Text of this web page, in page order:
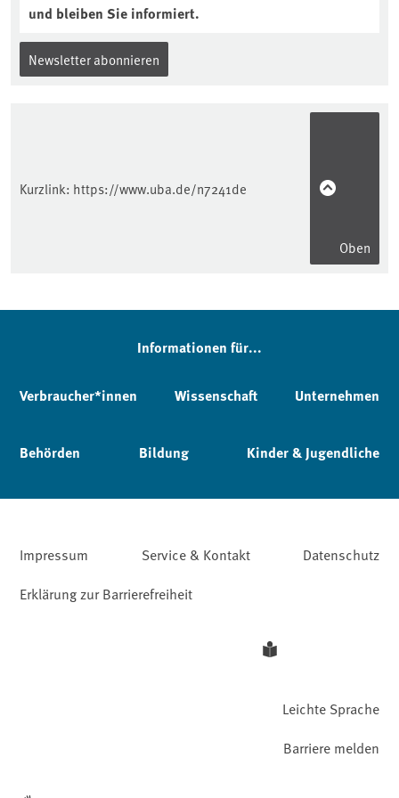
und bleiben Sie informiert.
Newsletter abonnieren
Kurzlink: https://www.uba.de/n7241de
Oben
Informationen für...
Verbraucher*innen Wissenschaft Unternehmen
Behörden Bildung Kinder & Jugendliche
Impressum Service & Kontakt
Datenschutz
Erklärung zur Barrierefreiheit
Leichte Sprache
Barriere melden